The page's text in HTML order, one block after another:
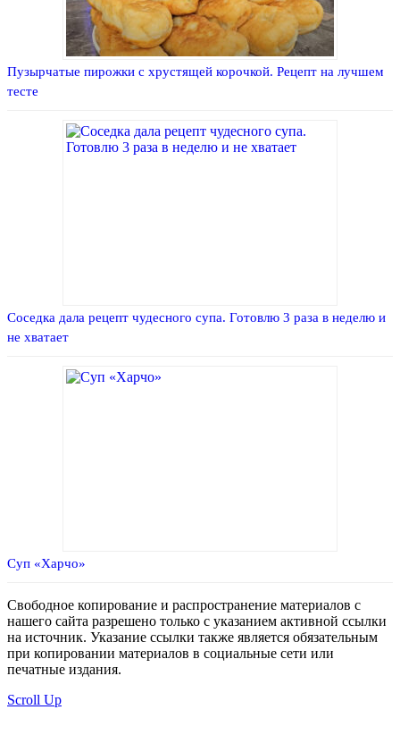
Пузырчатые пирожки с хрустящей корочкой. Рецепт на лучшем
тесте
Соседка дала рецепт чудесного супа. Готовлю 3 раза в неделю и
не хватает
Суп «Харчо»
Свободное копирование и распространение материалов с
нашего сайта разрешено только с указанием активной ссылки
на источник. Указание ссылки также является обязательным
при копировании материалов в социальные сети или
печатные издания.
Scroll Up